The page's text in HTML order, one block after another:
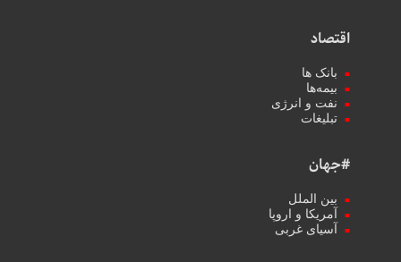
اقتصاد
بانک ها
بیمه‌ها
نفت و انرژی
تبلیغات
#جهان
بین الملل
آمریکا و اروپا
آسیای غربی